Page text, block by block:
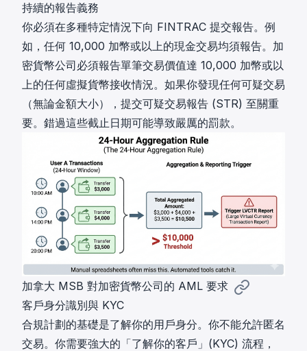
持續的報告義務
你必須在多種特定情況下向 FINTRAC 提交報告。例
如，任何 10,000 加幣或以上的現金交易均須報告。加
密貨幣公司必須報告單筆交易價值達 10,000 加幣或以
上的任何虛擬貨幣接收情況。如果你發現任何可疑交易
（無論金額大小），提交可疑交易報告 (STR) 至關重
要。錯過這些截止日期可能導致嚴厲的罰款。
加拿大 MSB 對加密貨幣公司的 AML 要求
客戶身分識別與 KYC
合規計劃的基礎是了解你的用戶身分。你不能允許匿名
交易。你需要強大的「了解你的客戶」(KYC) 流程，